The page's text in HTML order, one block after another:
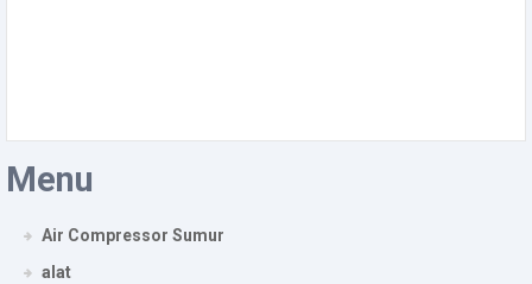
Menu
Air Compressor Sumur
alat